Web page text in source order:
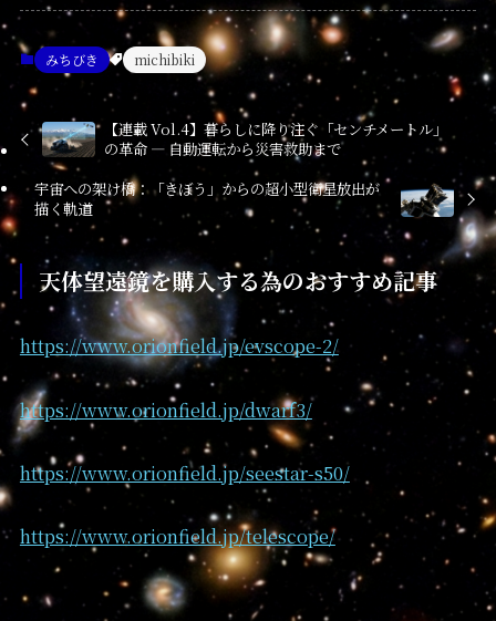
みちびき michibiki
【連載 Vol.4】暮らしに降り注ぐ「センチメートル」
の革命 — 自動運転から災害救助まで
宇宙への架け橋：「きぼう」からの超小型衛星放出が
描く軌道
天体望遠鏡を購入する為のおすすめ記事
https://www.orionfield.jp/evscope-2/
https://www.orionfield.jp/dwarf3/
https://www.orionfield.jp/seestar-s50/
https://www.orionfield.jp/telescope/